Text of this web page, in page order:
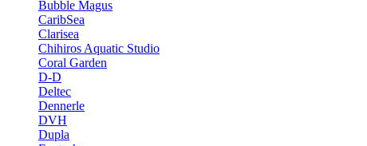
Bubble Magus
CaribSea
Clarisea
Chihiros Aquatic Studio
Coral Garden
D-D
Deltec
Dennerle
DVH
Dupla